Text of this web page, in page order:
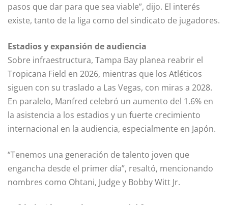
pasos que dar para que sea viable”, dijo. El interés
existe, tanto de la liga como del sindicato de jugadores.
Estadios y expansión de audiencia
Sobre infraestructura, Tampa Bay planea reabrir el
Tropicana Field en 2026, mientras que los Atléticos
siguen con su traslado a Las Vegas, con miras a 2028.
En paralelo, Manfred celebró un aumento del 1.6% en
la asistencia a los estadios y un fuerte crecimiento
internacional en la audiencia, especialmente en Japón.
“Tenemos una generación de talento joven que
engancha desde el primer día”, resaltó, mencionando
nombres como Ohtani, Judge y Bobby Witt Jr.